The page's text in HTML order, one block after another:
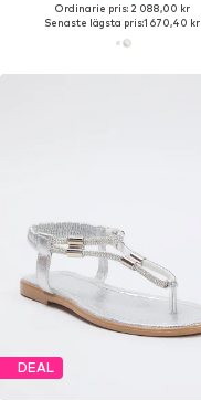
Ordinarie pris: 2 088,00 kr
Senaste lägsta pris:1 670,40 kr
DEAL